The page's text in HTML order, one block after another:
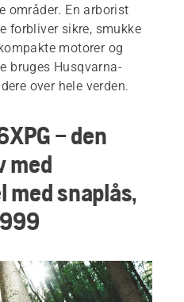
områder. En arborist
forbliver sikre, smukke
motorer og
bruges Husqvarna-
over hele verden.
– den
med
snaplås,